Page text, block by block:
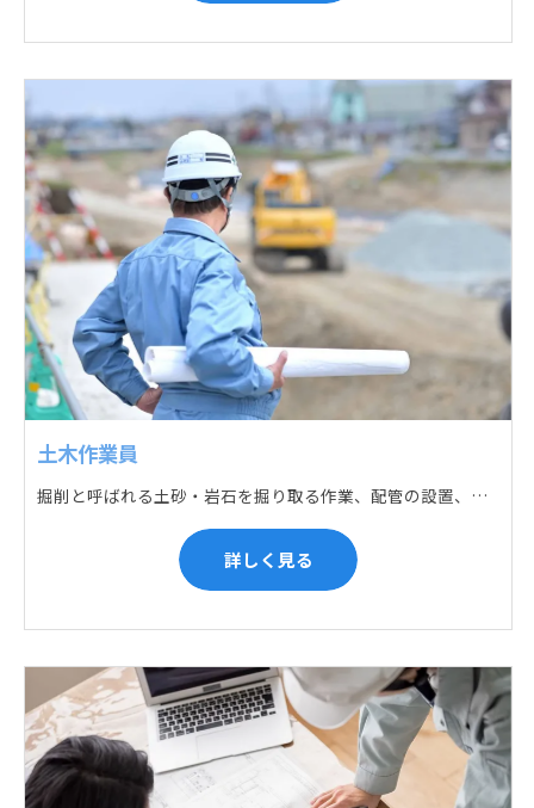
土木作業員
掘削と呼ばれる土砂・岩石を掘り取る作業、配管の設置、埋戻しの順に手作業と機械作業の併用をして行います。また、作業に使用する管材料の運搬作業も、機械と手作業にて行っています。
詳しく見る